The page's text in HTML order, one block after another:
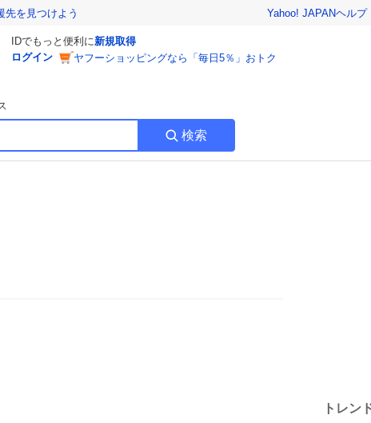
先を見つけよう Yahoo! JAPANヘルプ
IDでもっと便利に新規取得
ログイン
ヤフーショッピングなら「毎日5％」おトク
検索
トレン